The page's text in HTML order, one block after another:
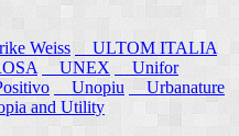
Weiss
ULTOM ITALIA
UNEX
Unifor
Unopiu
Urbanature
and Utility